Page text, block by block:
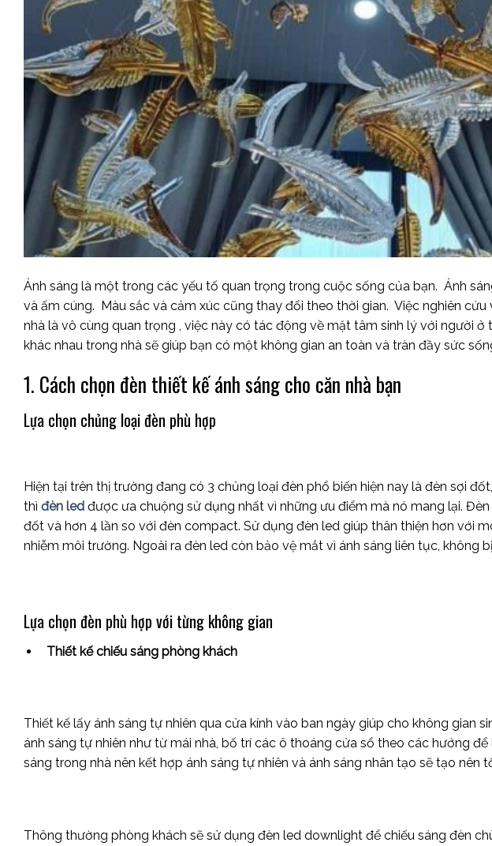
Ánh sáng là một trong các yếu tố quan trọng trong cuộc sống của bạn. Ánh
và ấm cúng. Màu sắc và cảm xúc cũng thay đổi theo thời gian. Việc nghiên cứu
nhà là vô cùng quan trọng , việc này có tác động về mặt tâm sinh lý với người ở
khác nhau trong nhà sẽ giúp bạn có một không gian an toàn và tràn đầy sức
1. Cách chọn đèn thiết kế ánh sáng cho căn nhà bạn
Lựa chọn chủng loại đèn phù hợp
Hiện tại trên thị trường đang có 3 chủng loại đèn phổ biến hiện nay là đèn sợi
thì đèn led được ưa chuộng sử dụng nhất vì những ưu điểm mà nó mang lại.
đốt và hơn 4 lần so với đèn compact. Sử dụng đèn led giúp thân thiện hơn với
nhiễm môi trường. Ngoài ra đèn led còn bảo vệ mắt vì ánh sáng liên tục, không
Lựa chọn đèn phù hợp với từng không gian
Thiết kế chiếu sáng phòng khách
Thiết kế lấy ánh sáng tự nhiên qua cửa kính vào ban ngày giúp cho không gian
ánh sáng tự nhiên như từ mái nhà, bố trí các ô thoáng cửa sổ theo các hướng
sáng trong nhà nên kết hợp ánh sáng tự nhiên và ánh sáng nhân tạo sẽ tạo nên
Thông thường phòng khách sẽ sử dụng đèn led downlight để chiếu sáng đèn